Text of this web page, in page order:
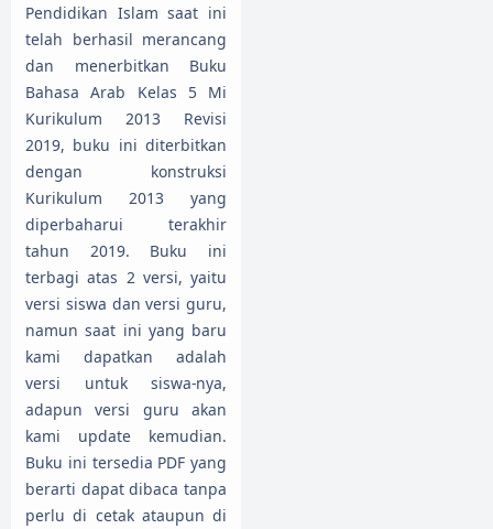
Pendidikan Islam saat ini
telah berhasil merancang
dan menerbitkan Buku
Bahasa Arab Kelas 5 Mi
Kurikulum 2013 Revisi
2019, buku ini diterbitkan
dengan konstruksi
Kurikulum 2013 yang
diperbaharui terakhir
tahun 2019. Buku ini
terbagi atas 2 versi, yaitu
versi siswa dan versi guru,
namun saat ini yang baru
kami dapatkan adalah
versi untuk siswa-nya,
adapun versi guru akan
kami update kemudian.
Buku ini tersedia PDF yang
berarti dapat dibaca tanpa
perlu di cetak ataupun di